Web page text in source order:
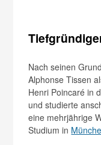
Nach seinen
Alphonse Tissen
Henri Poincaré in
und studierte
eine mehrjährige
Studium in